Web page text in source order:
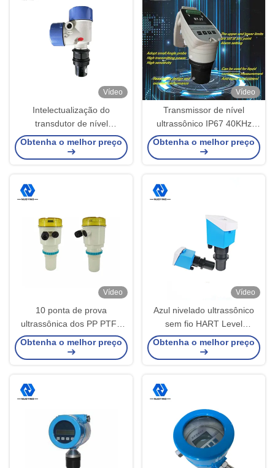
Vídeo
Intelectualização do
transdutor de nível
ultrassônico IP65 com
display LCD
Obtenha o melhor preço
Vídeo
Transmissor de nível
ultrassônico IP67 40KHz
100KHz sensor de nível
ultrassônico para tanque de
Obtenha o melhor preço
Vídeo
10 ponta de prova
ultrassônica dos PP PTFE
do sensor nivelado de
tanque de água do grau
Obtenha o melhor preço
Vídeo
Azul nivelado ultrassônico
sem fio HART Level
Transmitter do transmissor
20m do ABS
Obtenha o melhor preço